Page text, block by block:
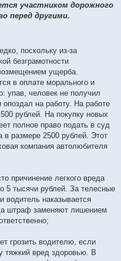
участником дорожного
перед другими.
поскольку из-за
безграмотности
ущерба.
в оплате морального и
упав, человек не получил
на работу. На работе
рублей. На покупку новых
полное право подать в суд
в размере 2500 рублей. Этот
компания автолюбителя
причинение легкого вреда
5 тысячи рублей. За телесные
водитель наказывается
штраф заменяют лишением
грозить водителю, если
тяжкий вред здоровью. В